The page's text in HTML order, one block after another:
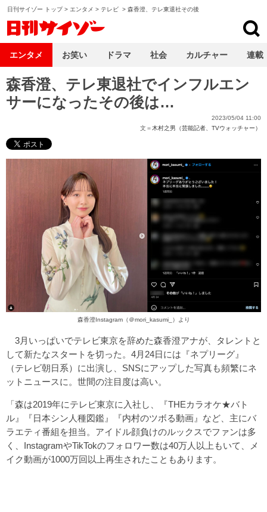
日刊サイゾー トップ> エンタメ > テレビ > 森香澄、テレ東退社その後
森香澄、テレ東退社でインフルエン
サーになったその後は…
2023/05/04 11:00
文＝木村之男（芸能記者、TVウォッチャー）
森香澄Instagram（＠mori_kasumi_ ）より
3月いっぱいでテレビ東京を辞めた森香澄アナが、タレントと
して新たなスタートを切った。4月24日には『ネプリーグ』
（テレビ朝日系）に出演し、SNSにアップした写真も頻繁にネ
ットニュースに。世間の注目度は高い。
「森は2019年にテレビ東京に入社し、『THEカラオケ★バト
ル』『日本シン人種図鑑』『内村のツボる動画』など、主にバ
ラエティ番組を担当。アイドル顔負けのルックスでファンは多
く、InstagramやTikTokのフォロワー数は40万人以上もいて、メ
イク動画が1000万回以上再生されたこともあります。
エンタメ お笑い ドラマ 社会 カルチャー 連載